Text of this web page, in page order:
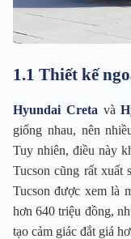
1.1 Thiết kế
Hyundai Creta và
giống nhau, nên
Tuy nhiên, điều này
Tucson cũng rất xuất
Tucson được xem là
hơn 640 triệu đồng,
tạo cảm giác đắt giá